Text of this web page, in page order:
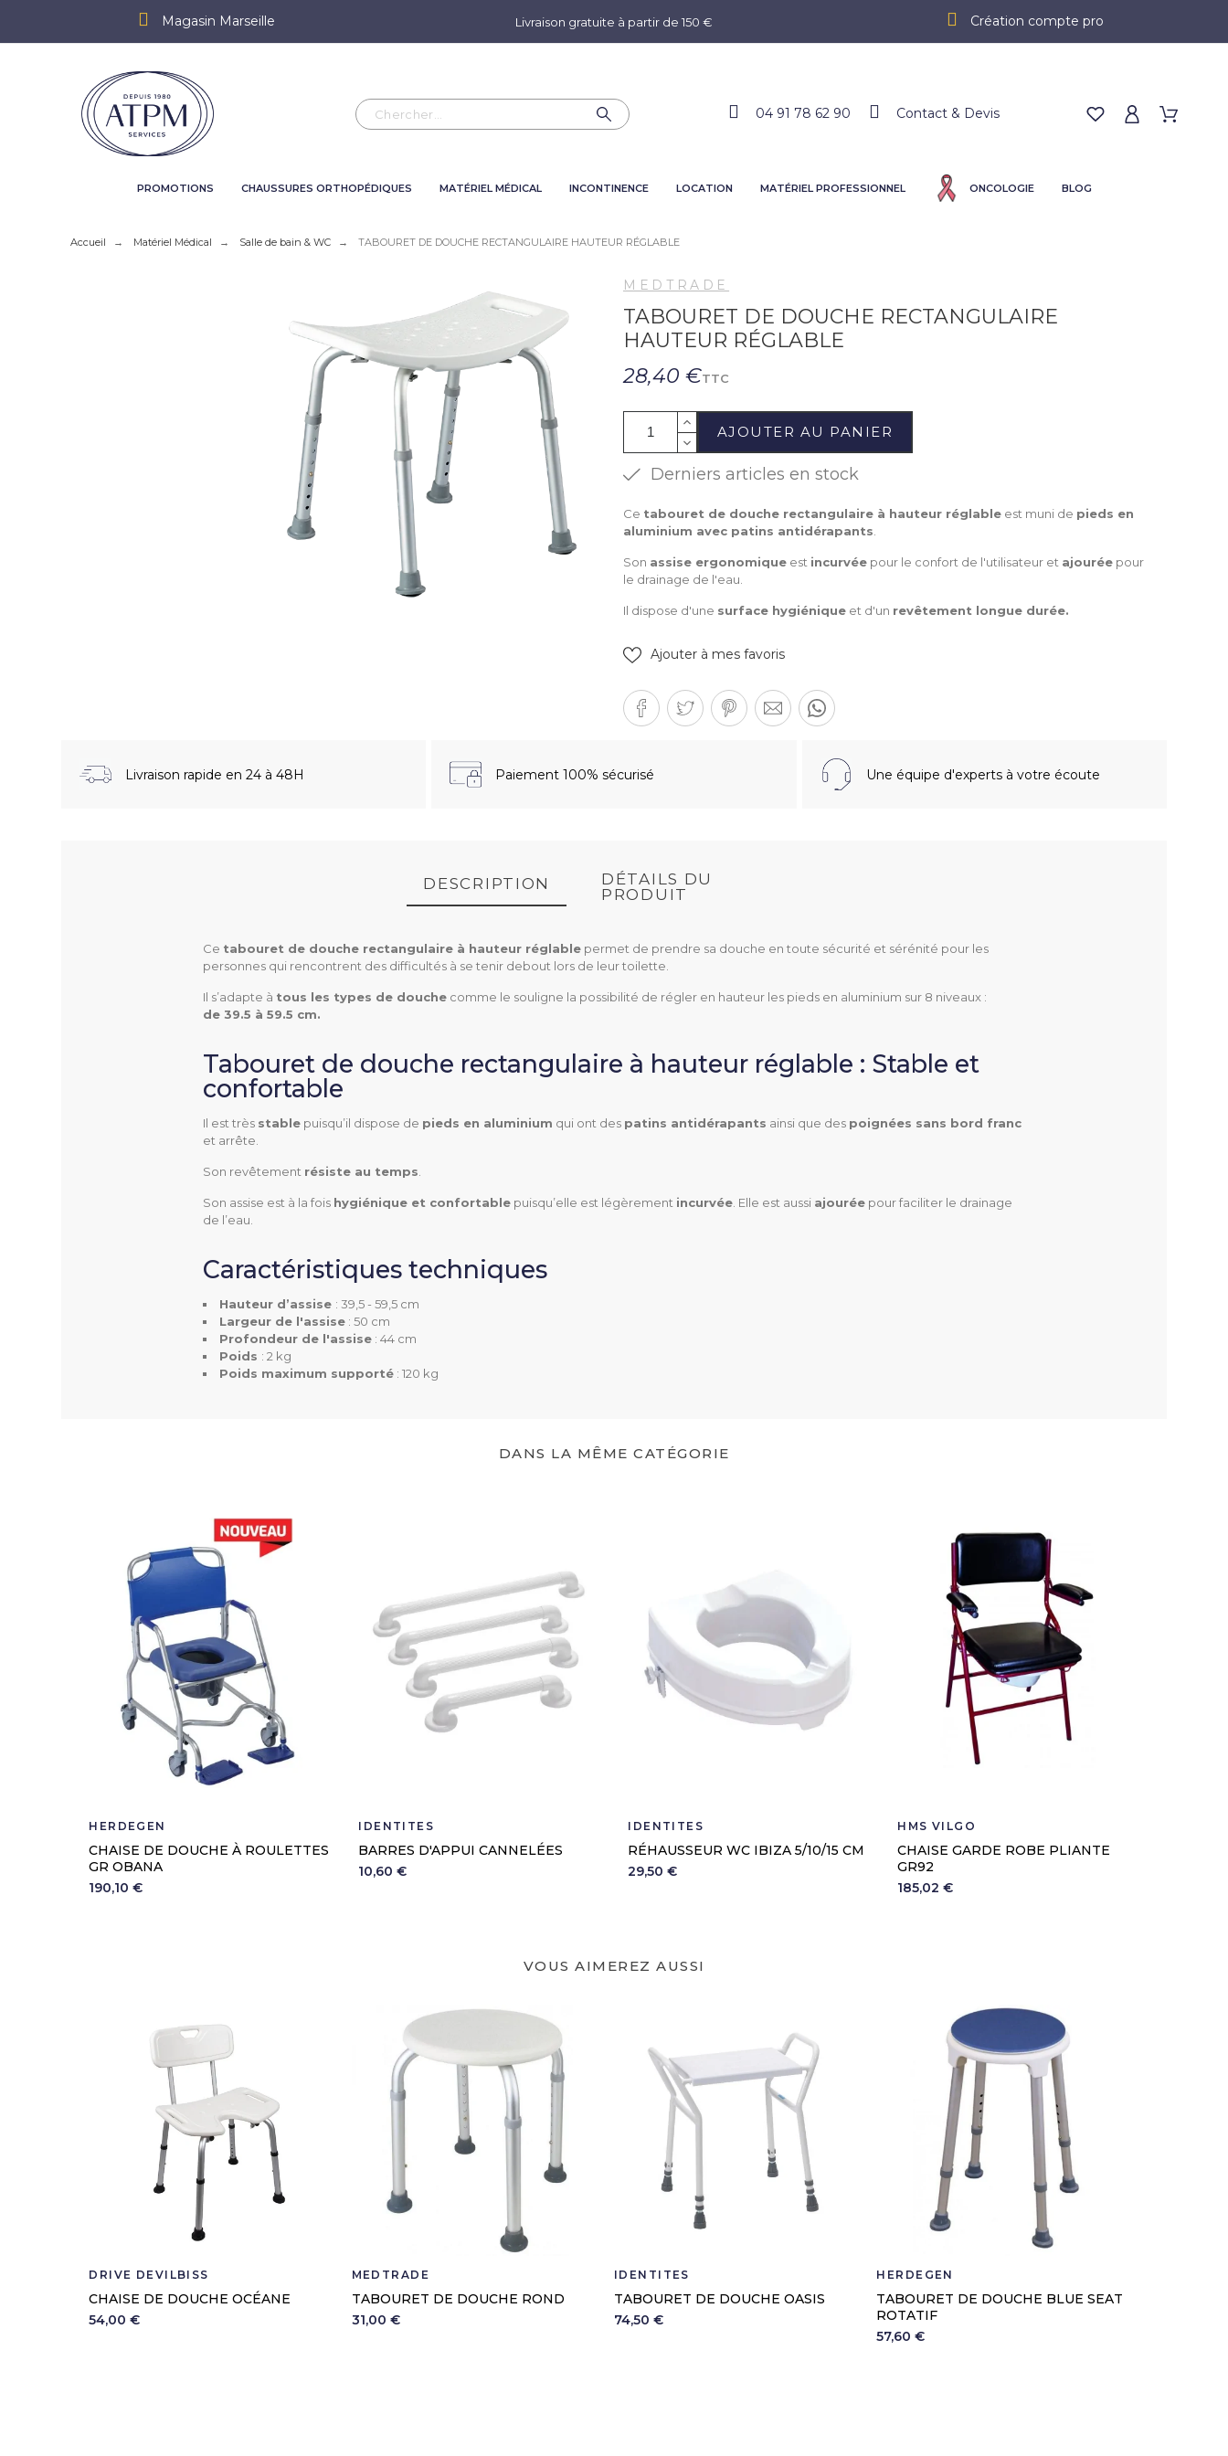
Magasin Marseille Livraison gratuite à partir de 150 € Création compte pro
04 91 78 62 90 Contact & Devis
PROMOTIONS CHAUSSURES ORTHOPÉDIQUES MATÉRIEL MÉDICAL INCONTINENCE LOCATION MATÉRIEL PROFESSIONNEL ONCOLOGIE BLOG
Accueil Matériel Médical Salle de bain & WC TABOURET DE DOUCHE RECTANGULAIRE HAUTEUR RÉGLABLE
MEDTRADE
TABOURET DE DOUCHE RECTANGULAIRE
HAUTEUR RÉGLABLE
28,40 €TTC
AJOUTER AU PANIER
Derniers articles en stock
Ce tabouret de douche rectangulaire à hauteur réglableest muni de pieds en
aluminium avec patins antidérapants
Son assise ergonomiqueest incurvéepour le confort de l'utilisateur et ajouréepour
le drainage de l'eau.
Il dispose d'une surface hygiéniqueet d'un revêtement longue durée.
Ajouter à mes favoris
Livraison rapide en 24 à 48H Paiement 100% sécurisé Une équipe d'experts à votre écoute
DESCRIPTION
DÉTAILS DU
PRODUIT
Ce tabouret de douche rectangulaire à hauteur réglable permet de prendre sa douche en toute sécurité et sérénité pour les
personnes qui rencontrent des difficultés à se tenir debout lors de leur toilette.
Il s’adapte à tous les types de douche comme le souligne la possibilité de régler en hauteur les pieds en aluminium sur 8 niveaux :
de 39.5 à 59.5 cm.
Tabouret de douche rectangulaire à hauteur réglable : Stable et
confortable
Il est très stable puisqu’il dispose de pieds en aluminium qui ont des patins antidérapants ainsi que des poignées sans bord franc
et arrête.
Son revêtement résiste au temps
Son assise est à la fois hygiénique et confortable puisqu’elle est légèrement incurvée . Elle est aussi ajourée pour faciliter le drainage
de l’eau.
Caractéristiques techniques
Hauteur d’assise : 39,5 - 59,5 cm
Largeur de l'assise : 50 cm
Profondeur de l'assise : 44 cm
Poids : 2 kg
Poids maximum supporté : 120 kg
Hauteur De L'assise 39,5 à 59,5 cm
Poids Supporté
Couleur(s) Disponible(s)
DANS LA MÊME CATÉGORIE
HERDEGEN
CHAISE DE DOUCHE À ROULETTES
GR OBANA
190,10 €
IDENTITÉS
BARRES D'APPUI CANNELÉES
10,60 €
IDENTITÉS
RÉHAUSSEUR WC IBIZA 5/10/15 CM
29,50 €
HMS VILGO
CHAISE GARDE ROBE PLIANTE
GR92
185,02 €
VOUS AIMEREZ AUSSI
DRIVE DEVILBISS
CHAISE DE DOUCHE OCÉANE
54,00 €
MEDTRADE
TABOURET DE DOUCHE ROND
31,00 €
IDENTITÉS
TABOURET DE DOUCHE OASIS
74,50 €
HERDEGEN
TABOURET DE DOUCHE BLUE SEAT
ROTATIF
57,60 €